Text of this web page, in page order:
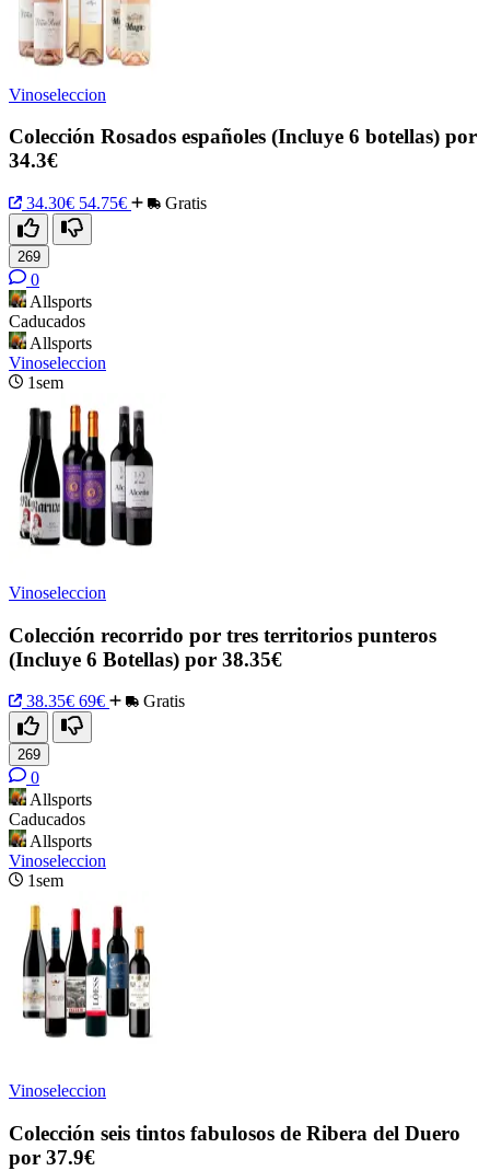
Vinoseleccion
Colección Rosados españoles (Incluye 6 botellas) por
34.3€
34.30€ 54.75€ Gratis
269
0
Allsports
Caducados
Allsports
Vinoseleccion
1sem
Vinoseleccion
Colección recorrido por tres territorios punteros
(Incluye 6 Botellas) por 38.35€
38.35€ 69€ Gratis
269
0
Allsports
Caducados
Allsports
Vinoseleccion
1sem
Vinoseleccion
Colección seis tintos fabulosos de Ribera del Duero
por 37.9€